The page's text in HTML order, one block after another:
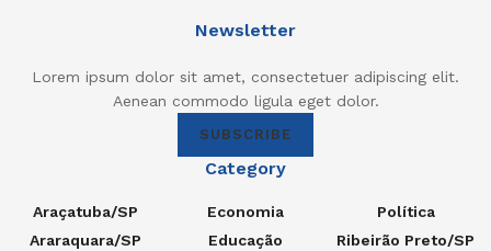
Newsletter
Lorem ipsum dolor sit amet, consectetuer adipiscing elit.
Aenean commodo ligula eget dolor.
SUBSCRIBE
Category
Araçatuba/SP
Araraquara/SP
Economia
Educação
Política
Ribeirão Preto/SP